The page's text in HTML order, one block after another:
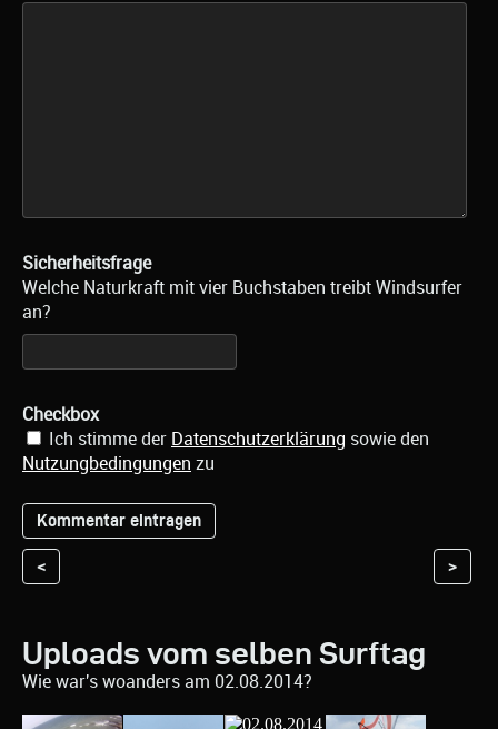
Sicherheitsfrage
Welche Naturkraft mit vier Buchstaben treibt Windsurfer
an?
Checkbox
Ich stimme der Datenschutzerklärung sowie den
Nutzungbedingungen zu
< >
Uploads vom selben Surftag
Wie war's woanders am 02.08.2014?